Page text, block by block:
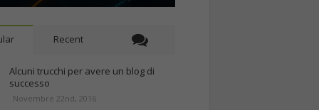
Recent
Alcuni trucchi per avere un blog di
successo
Novembre 22nd, 2016